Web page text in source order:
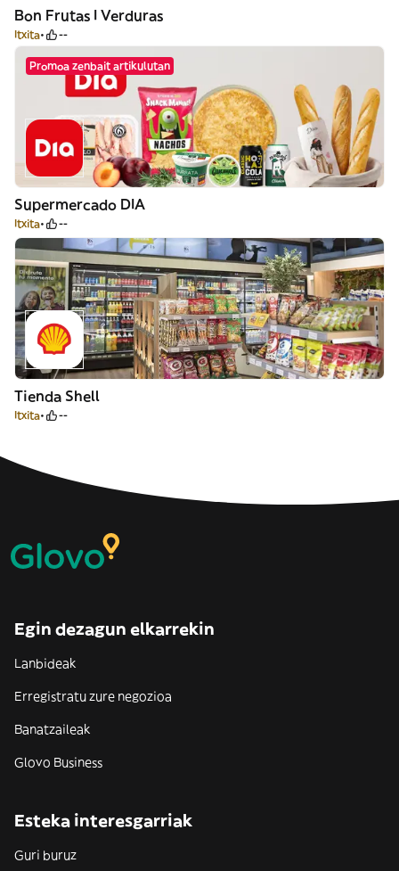
Bon Frutas I Verduras
Itxita --
Promoa zenbait artikulutan
Supermercado DIA
Itxita --
Tienda Shell
Itxita --
Egin dezagun elkarrekin
Lanbideak
Erregistratu zure negozioa
Banatzaileak
Glovo Business
Esteka interesgarriak
Guri buruz